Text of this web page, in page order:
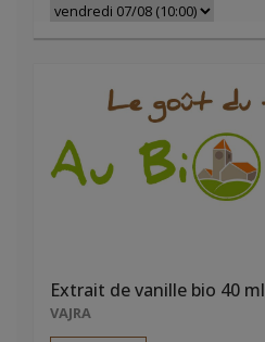
Extrait de vanille bio 40 ml
VAJRA